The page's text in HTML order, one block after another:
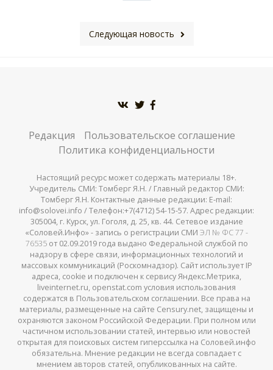
Следующая новость
Редакция
Пользовательское соглашение
Политика конфиденциальности
Настоящий ресурс может содержать материалы 18+.
Учредитель СМИ: Томберг Я.Н. / Главный редактор СМИ:
Томберг Я.Н. Контактные данные редакции: E-mail:
info@solovei.info / Телефон:+7(4712) 54-15-57. Адрес редакции:
305004, г. Курск, ул. Гоголя, д. 25, кв. 44. Сетевое издание
«Соловей.Инфо» - запись о регистрации СМИ ЭЛ № ФС 77 -
76535от 02.09.2019 года выдано Федеральной службой по
надзору в сфере связи, информационных технологий и
массовых коммуникаций (Роскомнадзор). Сайт использует IP
адреса, cookie и подключен к сервису Яндекс.Метрика,
liveinternet.ru, openstat.com условия использования
содержатся в Пользовательском соглашении. Все права на
материалы, размещенные на сайте Censury.net, защищены и
охраняются законом Российской Федерации. При полном или
частичном использовании статей, интервью или новостей
открытая для поисковых систем гиперссылка на Соловей.инфо
обязательна. Мнение редакции не всегда совпадает с
мнением авторов статей, опубликованных на сайте.